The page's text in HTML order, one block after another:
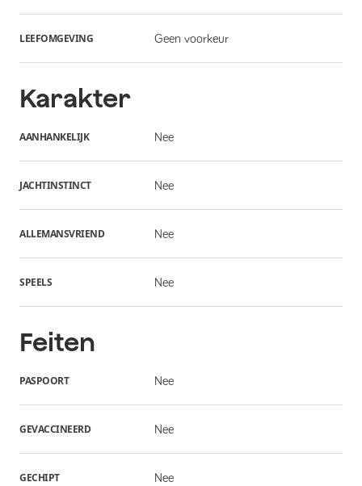
LEEFOMGEVING Geen voorkeur
Karakter
AANHANKELIJK Nee
JACHTINSTINCT Nee
ALLEMANSVRIEND Nee
SPEELS Nee
Feiten
PASPOORT Nee
GEVACCINEERD Nee
GECHIPT Nee